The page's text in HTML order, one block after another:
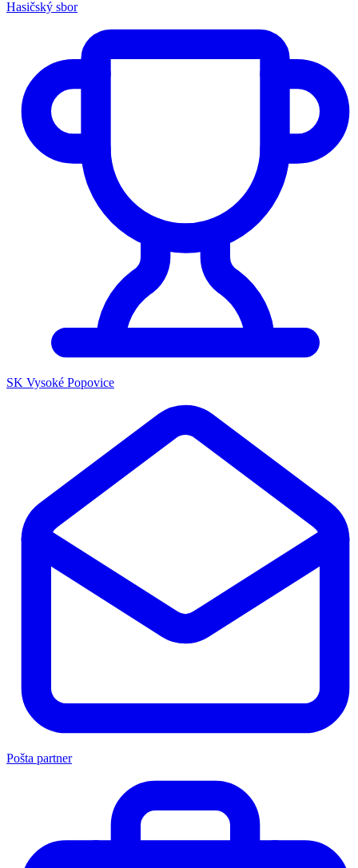
Hasičský sbor
SK Vysoké Popovice
Pošta partner